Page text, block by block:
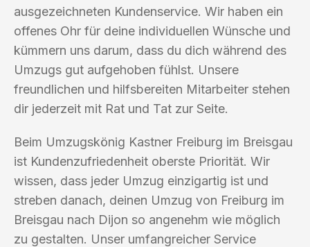
ausgezeichneten Kundenservice. Wir haben ein
offenes Ohr für deine individuellen Wünsche und
kümmern uns darum, dass du dich während des
Umzugs gut aufgehoben fühlst. Unsere
freundlichen und hilfsbereiten Mitarbeiter stehen
dir jederzeit mit Rat und Tat zur Seite.
Beim Umzugskönig Kastner Freiburg im Breisgau
ist Kundenzufriedenheit oberste Priorität. Wir
wissen, dass jeder Umzug einzigartig ist und
streben danach, deinen Umzug von Freiburg im
Breisgau nach Dijon so angenehm wie möglich
zu gestalten. Unser umfangreicher Service